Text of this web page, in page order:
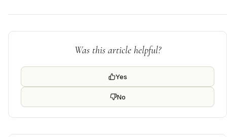
Was this article helpful?
Yes
No